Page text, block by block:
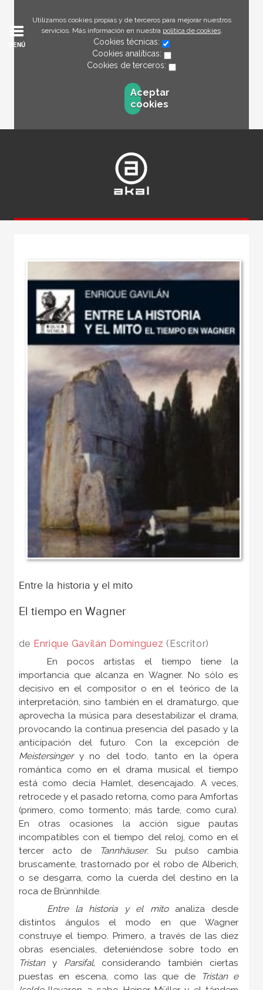
Utilizamos cookies propias y de terceros para mejorar nuestros
servicios. Más información en nuestra política de cookies.
Cookies técnicas:
Cookies analíticas:
Cookies de terceros:
Aceptar
cookies
MENÚ
Entre la historia y el mito
El tiempo en Wagner
de Enrique Gavilán Domínguez (Escritor)
En pocos artistas el tiempo tiene la
importancia que alcanza en Wagner. No sólo es
decisivo en el compositor o en el teórico de la
interpretación, sino también en el dramaturgo, que
aprovecha la música para desestabilizar el drama,
provocando la continua presencia del pasado y la
anticipación del futuro. Con la excepción de
Meistersinger y no del todo, tanto en la ópera
romántica como en el drama musical el tiempo
está como decía Hamlet, desencajado. A veces,
retrocede y el pasado retorna, como para Amfortas
(primero, como tormento; más tarde, como cura).
En otras ocasiones la acción sigue pautas
incompatibles con el tiempo del reloj, como en el
tercer acto de
Tannhäuser. Su pulso cambia
bruscamente, trastornado por el robo de Alberich,
o se desgarra, como la cuerda del destino en la
roca de Brünnhilde.
Entre la historia y el mitoanaliza desde
distintos ángulos el modo en que Wagner
construye el tiempo. Primero, a través de las diez
obras esenciales, deteniéndose sobre todo en
Tristan y Parsifal,considerando también ciertas
puestas en escena, como las que de
Tristan e